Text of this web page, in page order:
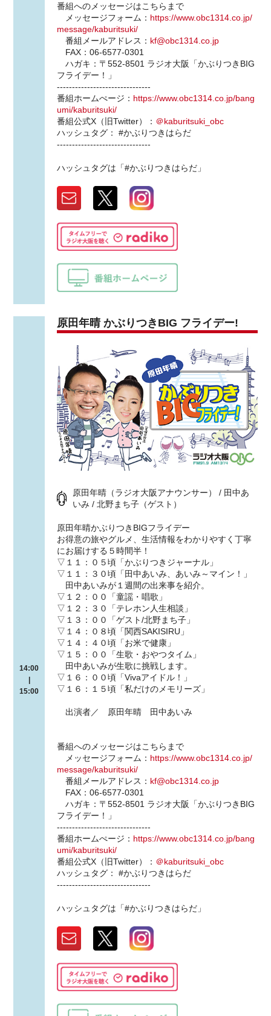
番組へのメッセージはこちらまで
メッセージフォーム： https://www.obc1314.co.jp/
message/kaburitsuki/
番組メールアドレス： kf@obc1314.co.jp
FAX：06-6577-0301
ハガキ：〒552-8501 ラジオ大阪「かぶりつきBIG
フライデー！」
-------------------------------
番組ホームぺージ： https://www.obc1314.co.jp/bang
umi/kaburitsuki/
番組公式X（旧Twitter）： ＠kaburitsuki_obc
ハッシュタグ： #かぶりつきはらだ
-------------------------------
ハッシュタグは「#かぶりつきはらだ」
14:00
15:00
原田年晴 かぶりつきBIG フライデー!
原田年晴（ラジオ大阪アナウンサー） / 田中あ
いみ / 北野まち子（ゲスト）
原田年晴かぶりつきBIGフライデー
お得意の旅やグルメ、生活情報をわかりやすく丁寧
にお届けする５時間半！
▽１１：０５頃「かぶりつきジャーナル」
▽１１：３０頃「田中あいみ、あいみ～マイン！」
田中あいみが１週間の出来事を紹介。
▽１２：００「童謡・唱歌」
▽１２：３０「テレホン人生相談」
▽１３：００「ゲスト/北野まち子」
▽１４：０８頃「関西SAKISIRU」
▽１４：４０頃「お米で健康」
▽１５：００「生歌・おやつタイム」
田中あいみが生歌に挑戦します。
▽１６：００頃「Vivaアイドル！」
▽１６：１５頃「私だけのメモリーズ」
出演者／ 原田年晴 田中あいみ
番組へのメッセージはこちらまで
メッセージフォーム： https://www.obc1314.co.jp/
message/kaburitsuki/
番組メールアドレス： kf@obc1314.co.jp
FAX：06-6577-0301
ハガキ：〒552-8501 ラジオ大阪「かぶりつきBIG
フライデー！」
-------------------------------
番組ホームぺージ： https://www.obc1314.co.jp/bang
umi/kaburitsuki/
番組公式X（旧Twitter）： ＠kaburitsuki_obc
ハッシュタグ： #かぶりつきはらだ
-------------------------------
ハッシュタグは「#かぶりつきはらだ」